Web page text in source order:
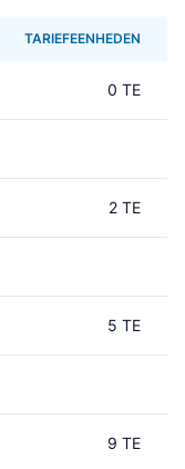
TARIEFEENHEDEN
0 TE
2 TE
5 TE
9 TE